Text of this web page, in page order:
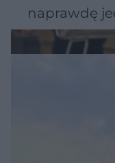
naprawdę